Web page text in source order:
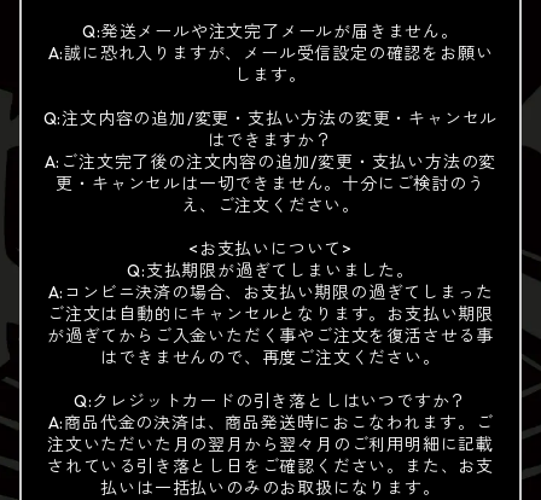
Q:発送メールや注文完了メールが届きません。
A:誠に恐れ入りますが、メール受信設定の確認をお願い
します。
Q:注文内容の追加/変更・支払い方法の変更・キャンセル
はできますか？
A:ご注文完了後の注文内容の追加/変更・支払い方法の変
更・キャンセルは一切できません。十分にご検討のう
え、ご注文ください。
<お支払いについて>
Q:支払期限が過ぎてしまいました。
A:コンビニ決済の場合、お支払い期限の過ぎてしまった
ご注文は自動的にキャンセルとなります。お支払い期限
が過ぎてからご入金いただく事やご注文を復活させる事
はできませんので、再度ご注文ください。
Q:クレジットカードの引き落としはいつですか？
A:商品代金の決済は、商品発送時におこなわれます。ご
注文いただいた月の翌月から翌々月のご利用明細に記載
されている引き落とし日をご確認ください。また、お支
払いは一括払いのみのお取扱になります。